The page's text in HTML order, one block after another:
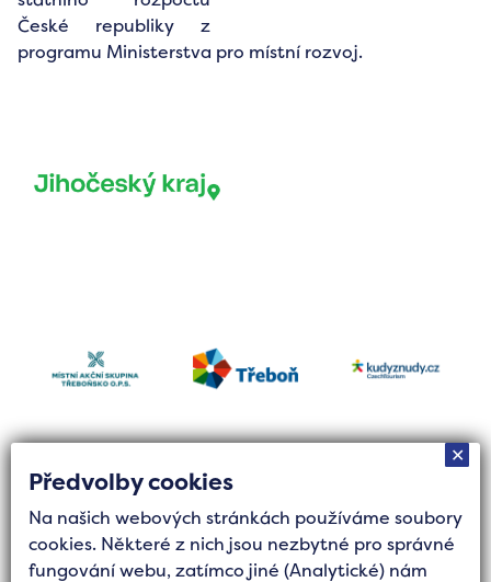
České republiky z
programu Ministerstva pro místní rozvoj.
Tvorba stránek byla finančně podpořena Jihočeským
krajem z grantového fondu Podpora cestovního
Předvolby cookies
Na našich webových stránkách používáme soubory
cookies. Některé z nich jsou nezbytné pro správné
fungování webu, zatímco jiné (Analytické) nám
✕